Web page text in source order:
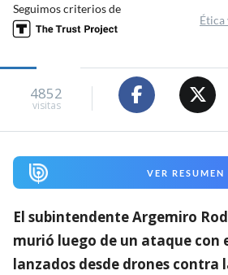
Seguimos criterios de
Ética
4852
visitas
VER RESUMEN
El subintendente Argemiro
murió luego de un ataque con
lanzados desde drones contra